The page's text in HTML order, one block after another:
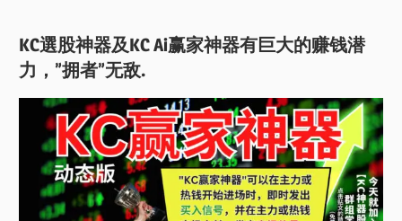
KC選股神器及KC Ai赢家神器有巨大的赚钱潜
力，”拥者”无敌.